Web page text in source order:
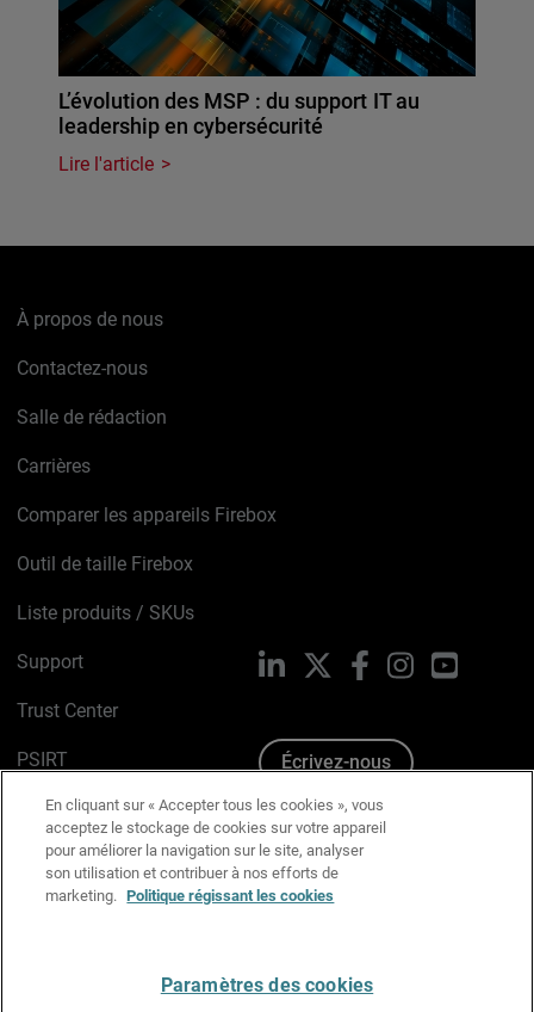
L’évolution des MSP : du support IT au
leadership en cybersécurité
Lire l'article
À propos de nous
Contactez-nous
Salle de rédaction
Carrières
Comparer les appareils Firebox
Outil de taille Firebox
Liste produits / SKUs
Support
Trust Center
PSIRT
Avis sur les cookies
Politique de confidentialité
Charte Graphique
LinkedIn FacebookInstagramYouTube
Écrivez-nous
En cliquant sur « Accepter tous les cookies », vous
acceptez le stockage de cookies sur votre appareil
pour améliorer la navigation sur le site, analyser
son utilisation et contribuer à nos efforts de
marketing. Politique régissant les cookies
Paramètres des cookies